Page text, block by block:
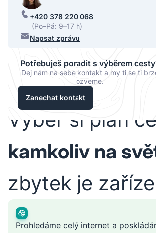
+420 378 220 068
(Po–Pá: 9–17 h)
Napsat zprávu
Potřebuješ poradit s výběrem
Dej nám na sebe kontakt a my ti se ti
ozveme.
Zanechat kontakt
Vyber si plán
kamkoliv na
zbytek je
Prohledáme celý internet a